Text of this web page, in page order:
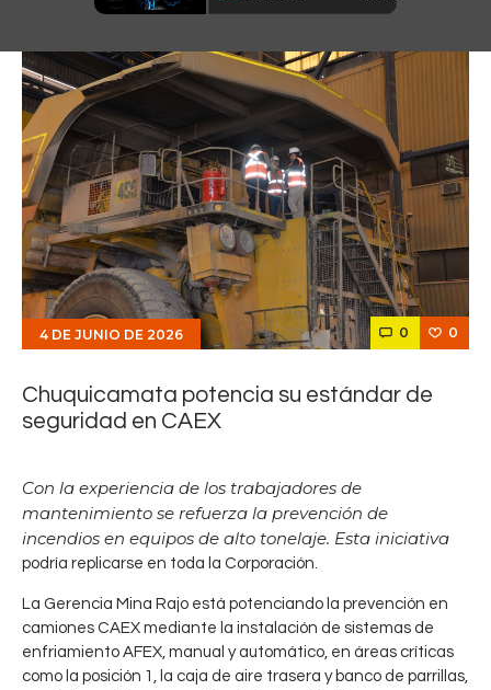
4 DE JUNIO DE 2026 0 0
Chuquicamata potencia su estándar de
seguridad en CAEX
Con la experiencia de los trabajadores de
mantenimiento se refuerza la prevención de
incendios en equipos de alto tonelaje. Esta iniciativa
podría replicarse en toda la Corporación.
La Gerencia Mina Rajo está potenciando la prevención en
camiones CAEX mediante la instalación de sistemas de
enfriamiento AFEX, manual y automático, en áreas críticas
como la posición 1, la caja de aire trasera y banco de parrillas,